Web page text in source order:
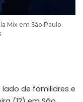
Mix em São Paulo.
lado de familiares e